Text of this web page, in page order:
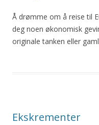
Å drømme om å reise til
deg noen økonomisk
originale tanken eller
Ekskrementer